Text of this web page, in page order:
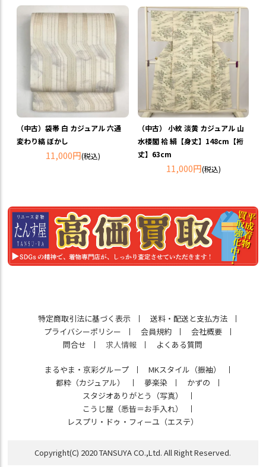
（中古）袋帯 白 カジュアル 六通
変わり縞 ぼかし
11,000円(税込)
（中古） 小紋 淡黄 カジュアル 山
水楼閣 袷 絹【身丈】148cm【裄
丈】63cm
11,000円(税込)
特定商取引法に基づく表示
送料・配送と支払方法
プライバシーポリシー
会員規約
会社概要
問合せ
求人情報 よくある質問
まるやま・京彩グループ
MKスタイル（振袖）
都粋（カジュアル）
夢楽染
かずの
スタジオありがとう（写真）
こうじ屋（悉皆＝お手入れ）
レスプリ・ドゥ・フィーユ（エステ）
Copyright(C) 2020 TANSUYA CO.,Ltd. All Right Reserved.